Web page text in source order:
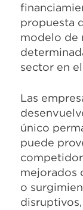
propuesta
modelo de
sector en
Las
único
puede
mejorados
o